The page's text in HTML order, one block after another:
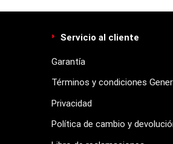
Servicio al cliente
Garantía
Términos y condiciones
Privacidad
Política de cambio y